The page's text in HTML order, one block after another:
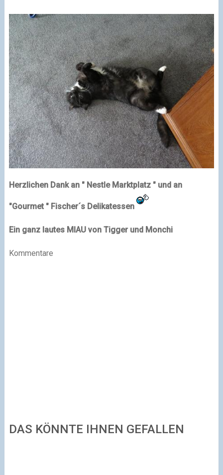
Herzlichen Dank an " Nestle Marktplatz " und an
"Gourmet " Fischer´s Delikatessen
Ein ganz lautes MIAU von Tigger und Monchi
Kommentare
DAS KÖNNTE IHNEN GEFALLEN